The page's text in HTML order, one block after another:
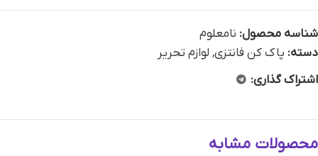
شناسه محصول: نامعلوم
دسته: پاک کن فانتزی, لوازم تحریر
اشتراک گذاری:
محصولات مشابه